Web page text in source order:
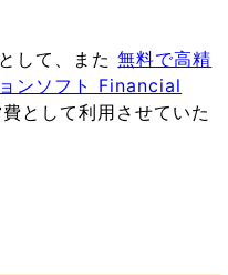
して、また無料で高精
ンソフト Financial
として利用させていた